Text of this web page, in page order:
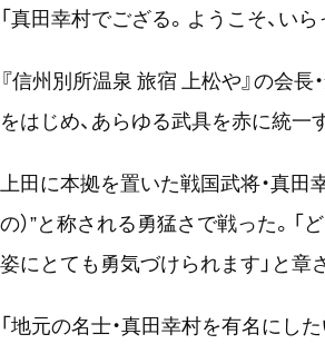
「真田幸村でござる。ようこそ、い
『信州別所温泉 旅宿 上松や』の会
をはじめ、あらゆる武具を赤に統一
上田に本拠を置いた戦国武将・真田
の）”と称される勇猛さで戦った。
姿にとても勇気づけられます」と章
「地元の名士・真田幸村を有名にし